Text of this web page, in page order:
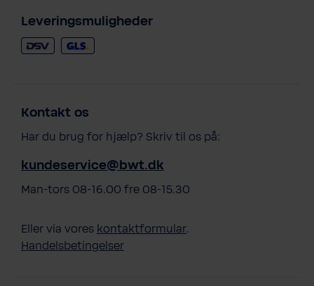
Leveringsmuligheder
Kontakt os
Har du brug for hjælp? Skriv til os på:
kundeservice@bwt.dk
Man-tors 08-16.00 fre 08-15.30
Eller via vores kontaktformular.
Handelsbetingelser